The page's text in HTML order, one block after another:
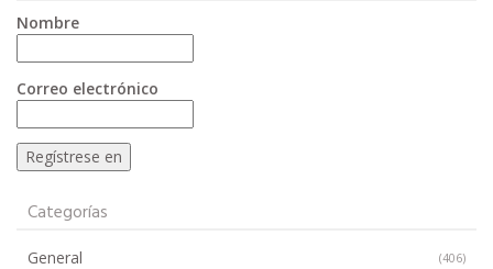
Nombre
Correo electrónico
Categorías
General (406)